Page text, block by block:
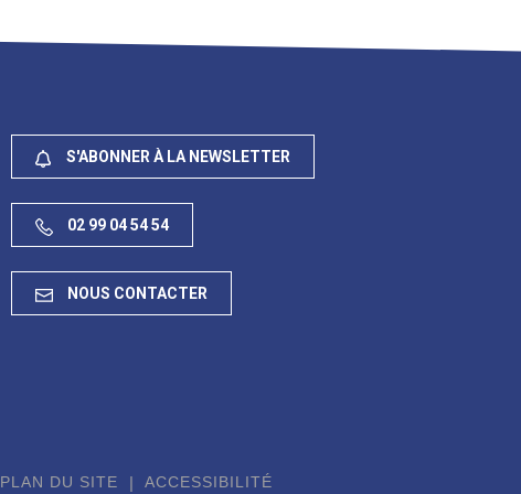
S'ABONNER À LA NEWSLETTER
02 99 04 54 54
NOUS CONTACTER
PLAN DU SITE ACCESSIBILITÉ